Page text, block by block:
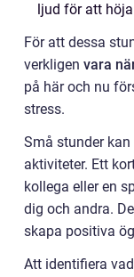
ljud för att
För att dessa
verkligen vara
på här och nu
stress.
Små stunder
aktiviteter. Ett
kollega eller en
dig och andra.
skapa positiva
Att identifiera